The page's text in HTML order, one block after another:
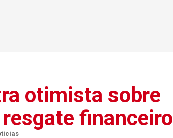
otimista sobre
financeiro